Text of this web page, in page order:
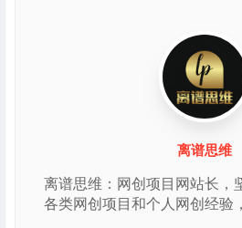
离谱思维
离谱思维：网创项目网站长，
各类网创项目和个人网创经验